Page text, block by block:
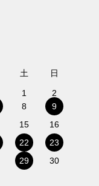
土 日
1
2
8
9
15
16
22
23
29
30